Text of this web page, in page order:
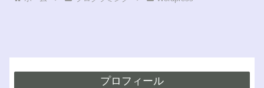
プロフィール